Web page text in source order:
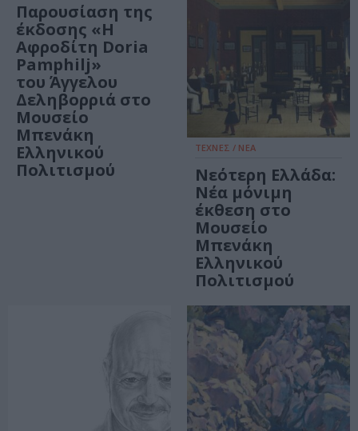
Παρουσίαση της
έκδοσης «Η
Αφροδίτη Doria
Pamphilj»
του Άγγελου
Δεληβορριά στο
Μουσείο
Μπενάκη
Ελληνικού
Πολιτισμού
ΤΕΧΝΕΣ / ΝΕΑ
Νεότερη Ελλάδα:
Νέα μόνιμη
έκθεση στο
Μουσείο
Μπενάκη
Ελληνικού
Πολιτισμού